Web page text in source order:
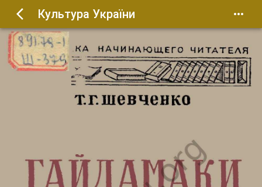
Культура України